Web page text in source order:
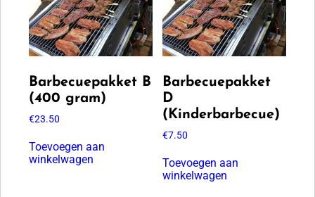
Barbecuepakket B
(400 gram)
€23.50
Toevoegen aan
winkelwagen
Barbecuepakket
D
(Kinderbarbecue)
€7.50
Toevoegen aan
winkelwagen